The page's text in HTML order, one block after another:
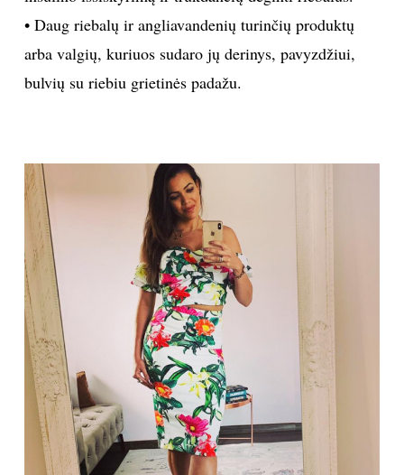
Netgi vadinamieji sveiki produktai kai kuriems
žmonėms gali kelti nemalonius pojūčius.
• Maisto, kuriame yra dirbtinių saldiklių, fruktozės ir
dar daugiau saldumynų.
• Daug cukraus turinčių produktų, skatinančių
insulino išsiskyrimą ir trukdančių deginti riebalus.
• Daug riebalų ir angliavandenių turinčių produktų
arba valgių, kuriuos sudaro jų derinys, pavyzdžiui,
bulvių su riebiu grietinės padažu.